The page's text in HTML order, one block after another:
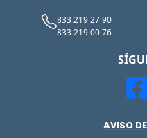
833 219 27 90
833 219 00 76
AVISO